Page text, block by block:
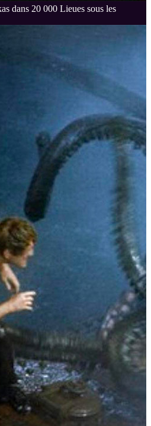
dans 20 000 Lieues sous les